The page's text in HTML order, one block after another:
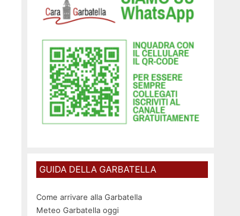
GUIDA DELLA GARBATELLA
Come arrivare alla Garbatella
Meteo Garbatella oggi